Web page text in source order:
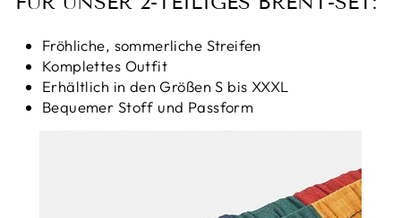
Fröhliche, sommerliche Streifen
Komplettes Outfit
Erhältlich in den Größen S bis XXXL
Bequemer Stoff und Passform